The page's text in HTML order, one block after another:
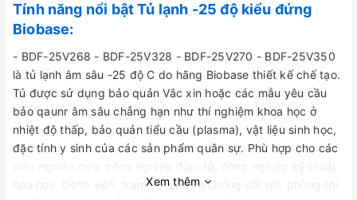
Tính năng nổi bật Tủ lạnh -25 độ kiểu đứng
Biobase:
- BDF-25V268 - BDF-25V328 - BDF-25V270 - BDF-25V350
là tủ lạnh âm sâu -25 độ C do hãng Biobase thiết kế chế tạo.
Tủ được sử dụng bảo quản Vắc xin hoặc các mẫu yêu cầu
bảo qaunr âm sâu chẳng hạn như thí nghiệm khoa học ở
nhiệt độ thấp, bảo quản tiểu cầu (plasma), vật liệu sinh học,
đặc tính y sinh của các sản phẩm quân sự. Phù hợp cho các
hóa học, bệnh viện, trạm vệ sinh và chống sốt rét, phòng thí
Xem thêm